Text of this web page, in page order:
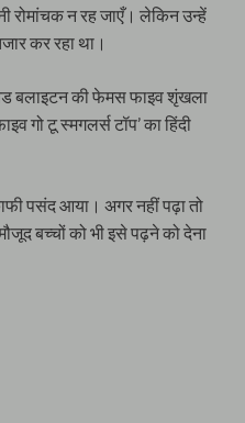
रोमांचक न रह जाएँ। लेकिन उन्हें
कर रहा था।
बलाइटन की फेमस फाइव शृंखला
गो टू स्मगलर्स टॉप’ का हिंदी
पसंद आया। अगर नहीं पढ़ा तो
बच्चों को भी इसे पढ़ने को देना